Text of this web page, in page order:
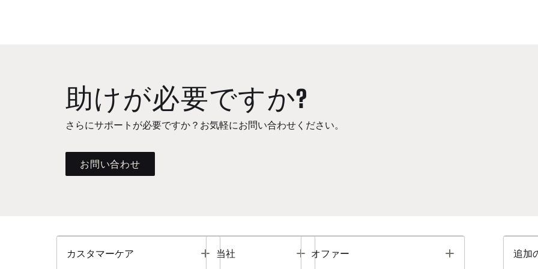
助けが必要ですか?
さらにサポートが必要ですか？お気軽にお問い合わせください。
お問い合わせ
カスタマーケア Toggle
当社 Toggle
オファー Toggle 追加